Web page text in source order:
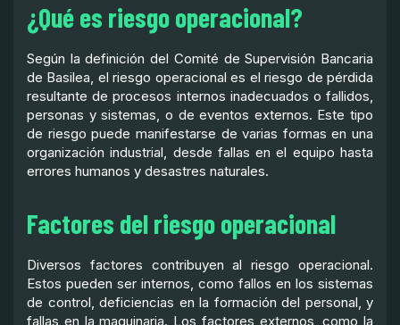
¿Qué es riesgo operacional?
Según la definición del Comité de Supervisión Bancaria
de Basilea, el riesgo operacional es el riesgo de pérdida
resultante de procesos internos inadecuados o fallidos,
personas y sistemas, o de eventos externos. Este tipo
de riesgo puede manifestarse de varias formas en una
organización industrial, desde fallas en el equipo hasta
errores humanos y desastres naturales.
Factores del riesgo operacional
Diversos factores contribuyen al riesgo operacional.
Estos pueden ser internos, como fallos en los sistemas
de control, deficiencias en la formación del personal, y
fallas en la maquinaria. Los factores externos, como la